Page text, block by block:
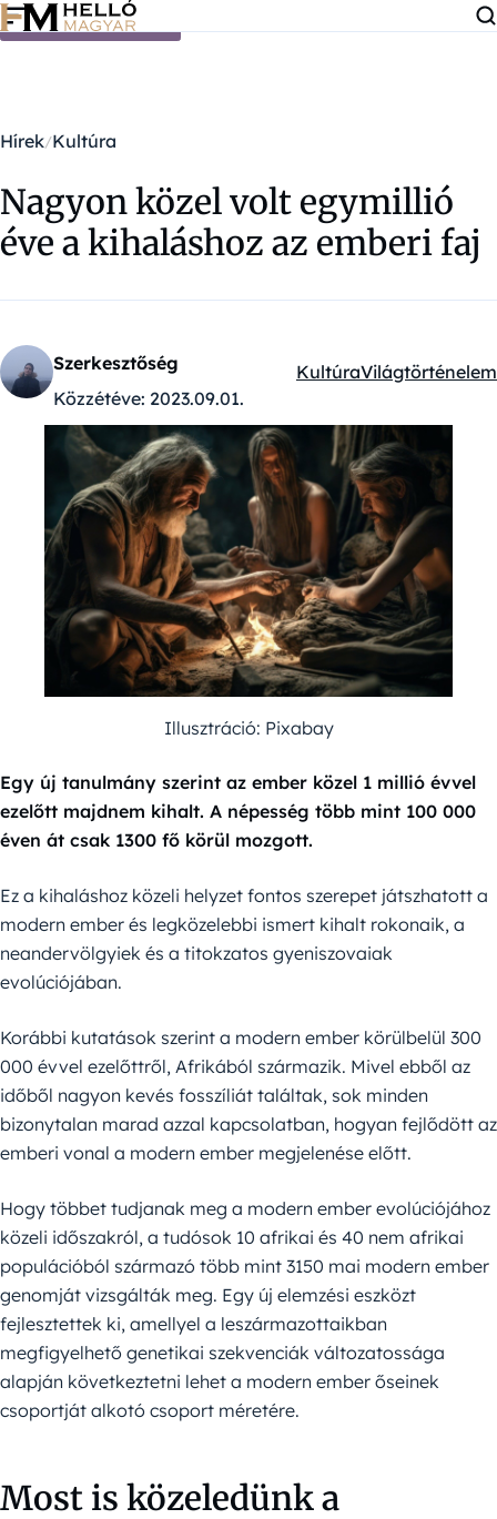
Ugrás a tartalomra
Hírek Kultúra
Nagyon közel volt egymillió
éve a kihaláshoz az emberi faj
Szerkesztőség
Közzétéve: 2023.09.01.
Kategóriák:
KultúraVilágtörténelem
Illusztráció: Pixabay
Egy új tanulmány szerint az ember közel 1 millió évvel
ezelőtt majdnem kihalt. A népesség több mint 100 000
éven át csak 1300 fő körül mozgott.
Ez a kihaláshoz közeli helyzet fontos szerepet játszhatott a
modern ember és legközelebbi ismert kihalt rokonaik, a
neandervölgyiek és a titokzatos gyeniszovaiak
evolúciójában.
Korábbi kutatások szerint a modern ember körülbelül 300
000 évvel ezelőttről, Afrikából származik. Mivel ebből az
időből nagyon kevés fosszíliát találtak, sok minden
bizonytalan marad azzal kapcsolatban, hogyan fejlődött az
emberi vonal a modern ember megjelenése előtt.
Hogy többet tudjanak meg a modern ember evolúciójához
közeli időszakról, a tudósok 10 afrikai és 40 nem afrikai
populációból származó több mint 3150 mai modern ember
genomját vizsgálták meg. Egy új elemzési eszközt
fejlesztettek ki, amellyel a leszármazottaikban
megfigyelhető genetikai szekvenciák változatossága
alapján következtetni lehet a modern ember őseinek
csoportját alkotó csoport méretére.
Most is közeledünk a